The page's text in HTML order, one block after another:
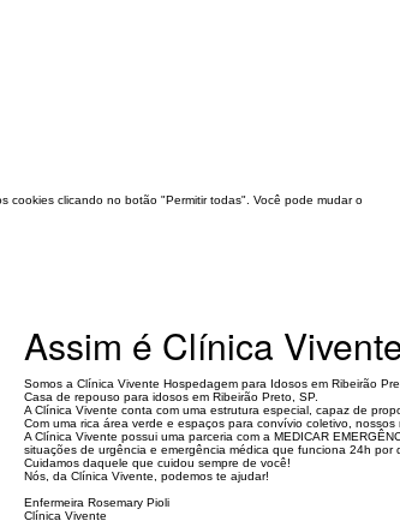
cookies clicando no botão "Permitir todas". Você pode mudar o
Assim é Clínica
Somos a Clínica Vivente Hospedagem para Idosos em Ribeirão
Casa de repouso para idosos em Ribeirão Preto, SP.
A Clínica Vivente conta com uma estrutura especial, capaz de
Com uma rica área verde e espaços para convívio coletivo,
A Clínica Vivente possui uma parceria com a MEDICAR
situações de urgência e emergência médica que funciona 24h por
Cuidamos daquele que cuidou sempre de você!
Nós, da Clínica Vivente, podemos te ajudar!
Enfermeira Rosemary Pioli
Clínica Vivente